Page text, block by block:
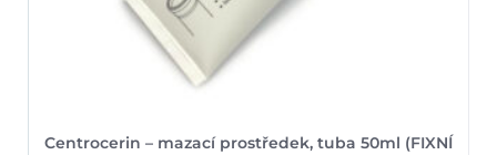
Centrocerin – mazací prostředek, tuba 50ml (FIXNÍ